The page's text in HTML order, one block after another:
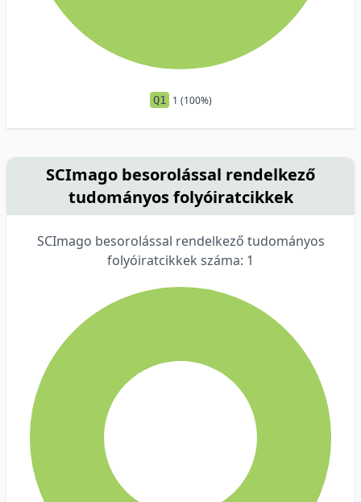
Q1 1 (100%)
SCImago besorolással rendelkező
tudományos folyóiratcikkek
SCImago besorolással rendelkező tudományos
folyóiratcikkek száma: 1